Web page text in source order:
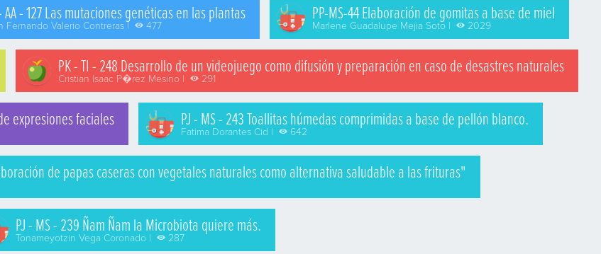
AA - 127 Las mutaciones genéticas en las plantas
Fernando Valerio Contreras | 477
PP-MS-44 Elaboración de gomitas a base de miel
Marlene Guadalupe Mejia Soto | 2029
PK - TI - 248 Desarrollo de un videojuego como difusión y preparación en caso de desastres naturales
Cristian Isaac P�rez Mesino | 291
expresiones faciales PJ - MS - 243 Toallitas húmedas comprimidas a base de pellón blanco.
Fatima Dorantes Cid | 642
de papas caseras con vegetales naturales como alternativa saludable a las frituras"
PJ - MS - 239 Ñam Ñam la Microbiota quiere más.
Tonameyotzin Vega Coronado | 287